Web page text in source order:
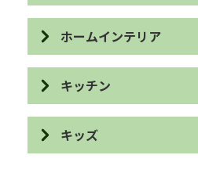
イヤリング
ネックレス
ブローチ
ヘアー
IDケース・パスケース
カードケース
眼鏡ケース
ブックカバー・しおり
ホームインテリア
スリッパ・バブーシュ
布ぞうり
クッション・カバー・マット
キッチン
食器
カトラリー・ユーテンシル
キッズ